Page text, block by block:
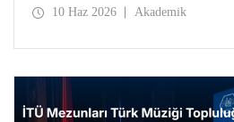
Araştırma Bursu kapsamında
10 Haz 2026 Akademik